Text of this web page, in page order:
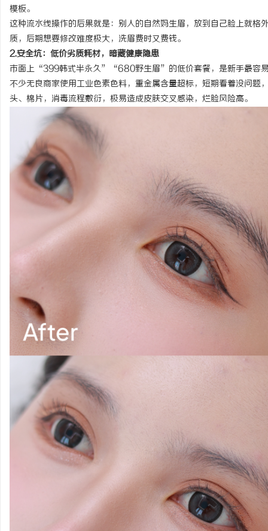
模板。
这种流水线操作的后果就是：别人的自然妈生眉，放到自己脸上就
质，后期想要修改难度极大，洗眉费时又费钱。
2.安全坑：低价劣质耗材，暗藏健康隐患
市面上“399韩式半永久”“680野生眉”的低价套餐，是新手最容易
不少无良商家使用工业色素色料，重金属含量超标，短期看着没问
头、棉片，消毒流程敷衍，极易造成皮肤交叉感染，烂脸风险高。